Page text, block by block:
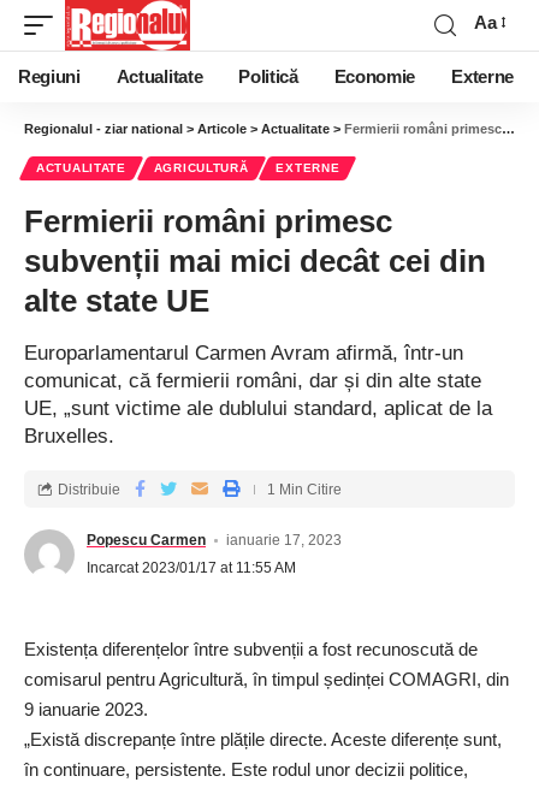
Aa
Regiuni Actualitate Politică Economie Externe
Regionalul - ziar national > Articole > Actualitate > Fermierii români primesc subvenții mai mici decât cei din alte state UE
ACTUALITATE AGRICULTURĂ EXTERNE
Fermierii români primesc
subvenții mai mici decât cei din
alte state UE
Europarlamentarul Carmen Avram afirmă, într-un
comunicat, că fermierii români, dar și din alte state
UE, „sunt victime ale dublului standard, aplicat de la
Bruxelles.
Popescu Carmen
ianuarie 17, 2023
Incarcat 2023/01/17 at 11:55 AM
Distribuie 1 Min Citire
Existența diferențelor între subvenții a fost recunoscută de
comisarul pentru Agricultură, în timpul ședinței COMAGRI, din
9 ianuarie 2023.
„Există discrepanțe între plățile directe. Aceste diferențe sunt,
în continuare, persistente. Este rodul unor decizii politice,